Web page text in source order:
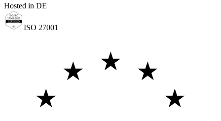
Hosted in DE
ISO 27001
★
★
★
★
★